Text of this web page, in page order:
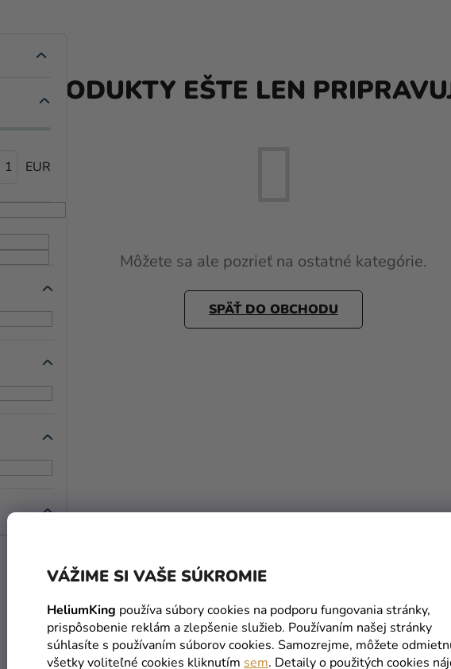
VÁŽIME SI VAŠE SÚKROMIE
HeliumKing používa súbory cookies na podporu fungovania stránky,
prispôsobenie reklám a zlepšenie služieb. Používaním našej stránky
súhlasíte s používaním súborov cookies. Samozrejme, môžete
všetky voliteľné cookies kliknutím sem. Detaily o použitých cookies
1
PRODUKTY EŠTE LEN
Môžete sa ale pozrieť na ostatné kategórie.
SPÄŤ DO OBCHODU